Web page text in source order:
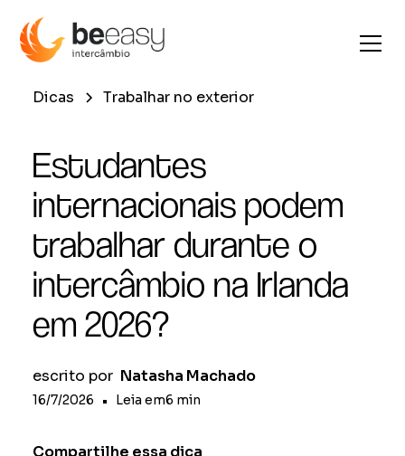
Dicas Trabalhar no exterior
Estudantes
internacionais podem
trabalhar durante o
intercâmbio na Irlanda
em 2026?
escrito por Natasha Machado
16/7/2026 • Leia em6 min
Compartilhe essa dica